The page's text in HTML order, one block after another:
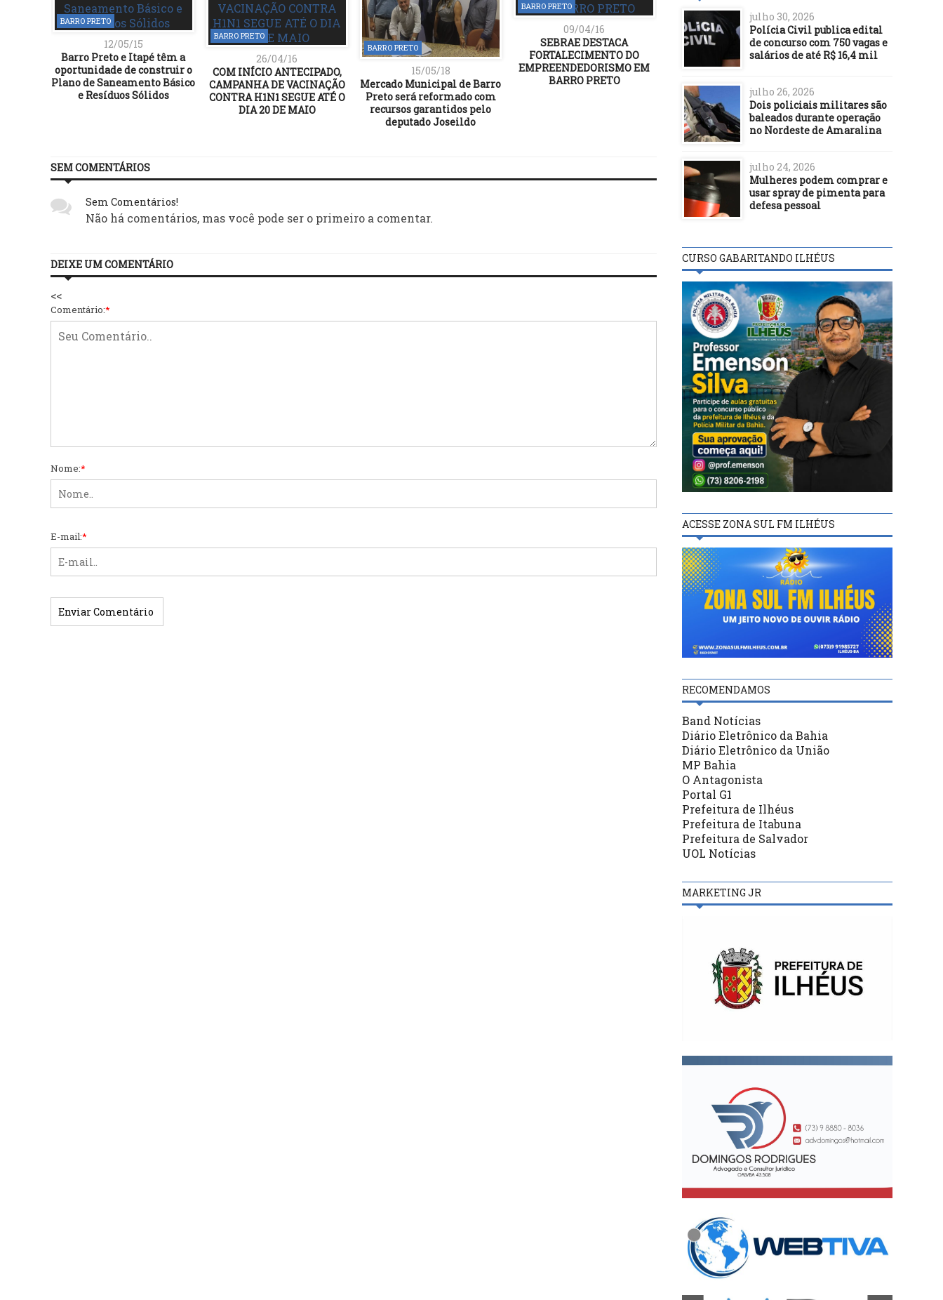
BARRO PRETO
12/05/15
Barro Preto e Itapé têm a
oportunidade de construir o
Plano de Saneamento Básico
e Resíduos Sólidos
BARRO PRETO
26/04/16
COM INÍCIO ANTECIPADO,
CAMPANHA DE VACINAÇÃO
CONTRA H1N1 SEGUE ATÉ O
DIA 20 DE MAIO
BARRO PRETO
15/05/18
Mercado Municipal de Barro
Preto será reformado com
recursos garantidos pelo
deputado Joseildo
BARRO PRETO
09/04/16
SEBRAE DESTACA
FORTALECIMENTO DO
EMPREENDEDORISMO EM
BARRO PRETO
SEM COMENTÁRIOS
Sem Comentários!
Não há comentários, mas você pode ser o primeiro a comentar.
DEIXE UM COMENTÁRIO
<<
Comentário:*
Nome:*
E-mail:*
julho 30, 2026
Polícia Civil publica edital
de concurso com 750 vagas e
salários de até R$ 16,4 mil
julho 26, 2026
Dois policiais militares são
baleados durante operação
no Nordeste de Amaralina
julho 24, 2026
Mulheres podem comprar e
usar spray de pimenta para
defesa pessoal
CURSO GABARITANDO ILHÉUS
ACESSE ZONA SUL FM ILHÉUS
RECOMENDAMOS
Band Notícias
Diário Eletrônico da Bahia
Diário Eletrônico da União
MP Bahia
O Antagonista
Portal G1
Prefeitura de Ilhéus
Prefeitura de Itabuna
Prefeitura de Salvador
UOL Notícias
MARKETING JR